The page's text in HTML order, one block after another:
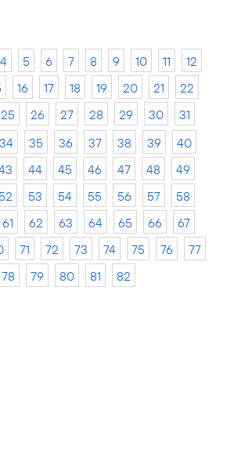
4 5 6 7 8 9 10 11
12
16 17 18 19 20 21
22
25 26 27 28 29 30
31
34 35 36 37 38 39
40
44 45 46 47 48
49
52 53 54 55 56 57
58
61 62 63 64 65 66
67
71 72 73 74 75 76
77
78
79 80 81 82